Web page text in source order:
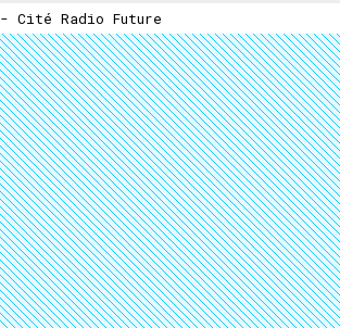
- Cité Radio Future